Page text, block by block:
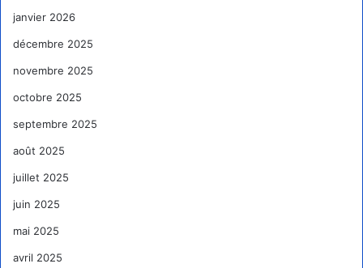
janvier 2026
décembre 2025
novembre 2025
octobre 2025
septembre 2025
août 2025
juillet 2025
juin 2025
mai 2025
avril 2025